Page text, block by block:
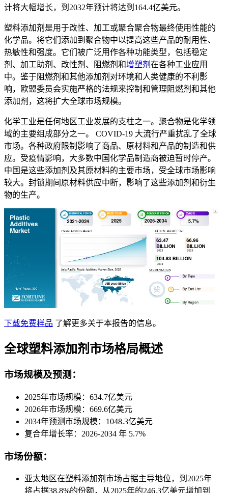
计将大幅增长，到2032年预计将达到164.4亿美元。
塑料添加剂是用于改性、加工或聚合聚合物最终使用性能的
化学品。将它们添加到聚合物中以提高这些产品的耐用性、
热敏性和强度。它们被广泛用作各种功能类型，包括稳定
剂、加工助剂、改性剂、阻燃剂和增塑剂 在各种工业应用
中。鉴于阻燃剂和其他添加剂对环境和人类健康的不利影
响，欧盟委员会实施严格的法规来控制和管理阻燃剂和其他
添加剂，这将扩大全球市场规模。
化学工业是任何地区工业发展的支柱之一。聚合物是化学领
域的主要组成部分之一。 COVID-19 大流行严重扰乱了全球
市场。各种政府限制影响了商品、原材料和产品的制造和供
应。受疫情影响，大多数中国化学品制造商被迫暂时停产。
中国是这些添加剂及其原材料的主要市场，受全球市场影响
较大。封锁期间原材料供应中断，影响了这些添加剂和衍生
物的生产。
下载免费样品 了解更多关于本报告的信息。
全球塑料添加剂市场格局概述
市场规模及预测：
2025年市场规模：634.7亿美元
2026年市场规模：669.6亿美元
2034年预测市场规模：1048.3亿美元
复合年增长率：2026-2034 年 5.7%
市场份额：
亚太地区在塑料添加剂市场占据主导地位，到2025年
将占据38.8%的份额，从2025年的246.3亿美元增加到